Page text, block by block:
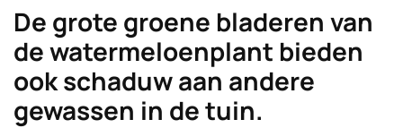
De grote groene bladeren van
de watermeloenplant bieden
ook schaduw aan andere
gewassen in de tuin.